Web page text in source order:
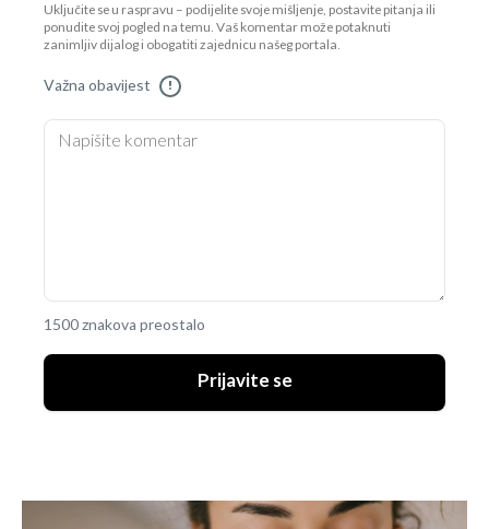
Uključite se u raspravu – podijelite svoje mišljenje, postavite pitanja ili
ponudite svoj pogled na temu. Vaš komentar može potaknuti
zanimljiv dijalog i obogatiti zajednicu našeg portala.
Važna obavijest !
1500 znakova preostalo
Prijavite se